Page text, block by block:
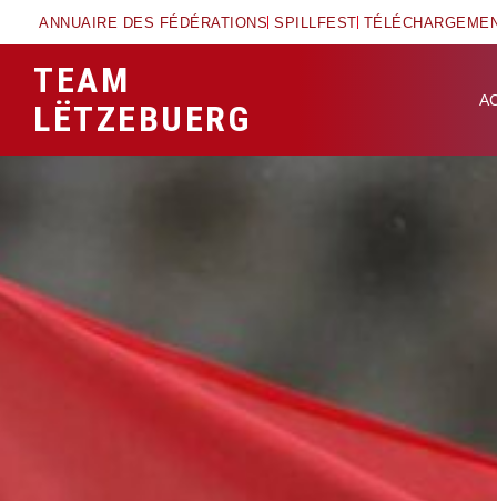
ANNUAIRE DES FÉDÉRATIONS SPILLFEST
TEAM
LËTZEBUERG